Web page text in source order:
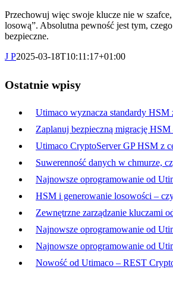
Przechowuj więc swoje klucze nie w
losową”. Absolutna pewność jest tym,
bezpieczne.
J P2025-03-18T10:11:17+01:00
Ostatnie wpisy
Utimaco wyznacza standardy
Zaplanuj bezpieczną migrację HSM
Utimaco CryptoServer GP HSM z
Suwerenność danych w chmurze,
Najnowsze oprogramowanie od
HSM i generowanie losowości –
Zewnętrzne zarządzanie kluczami
Najnowsze oprogramowanie od
Najnowsze oprogramowanie od
Nowość od Utimaco – REST